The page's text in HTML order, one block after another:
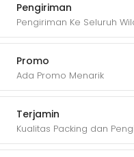
Pengiriman
Pengiriman Ke Seluruh
Promo
Ada Promo Menarik
Terjamin
Kualitas Packing dan